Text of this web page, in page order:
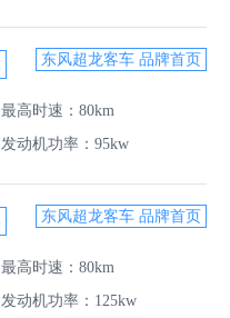
最高时速：80km
发动机功率：95kw
东风超龙客车 品牌首页
最高时速：80km
发动机功率：125kw
东风超龙客车 品牌首页